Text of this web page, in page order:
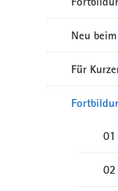
Neu
Für
01
02